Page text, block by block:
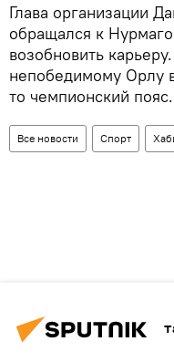
Глава организации
обращался к
возобновить
непобедимому Орлу
то чемпионский пояс.
Все новости Спорт